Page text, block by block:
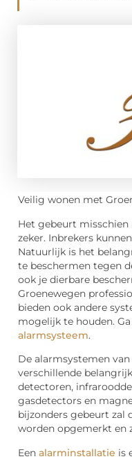
Veilig wonen met
Het gebeurt misschien
zeker. Inbrekers
Natuurlijk is het
te beschermen tegen
ook je dierbare
Groenewegen
bieden ook andere
mogelijk te houden.
alarmsysteem.
De alarmsystemen
verschillende
detectoren,
gasdetectors en
bijzonders gebeurt zal
worden opgemerkt en
Een alarminstallatie is